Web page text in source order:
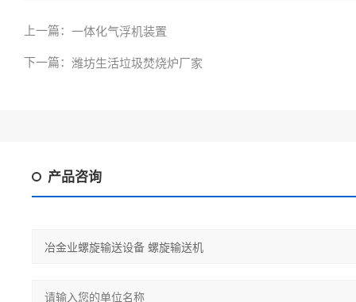
上一篇： 一体化气浮机装置
下一篇： 潍坊生活垃圾焚烧炉厂家
产品咨询